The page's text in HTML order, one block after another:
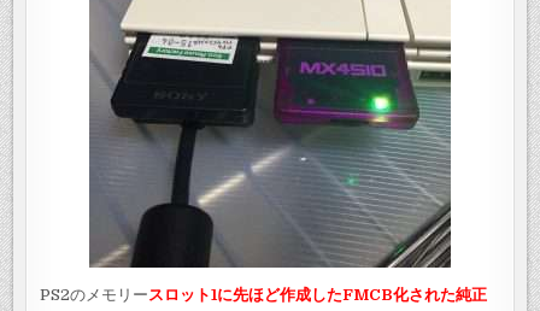
PS2のメモリースロット1に先ほど作成したFMCB化された純正